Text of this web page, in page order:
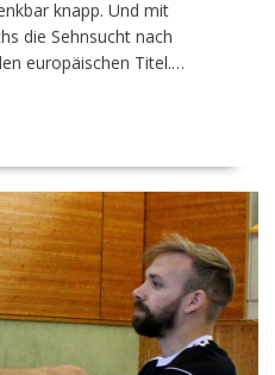
knapp. Und mit
die Sehnsucht nach
europäischen Titel.…